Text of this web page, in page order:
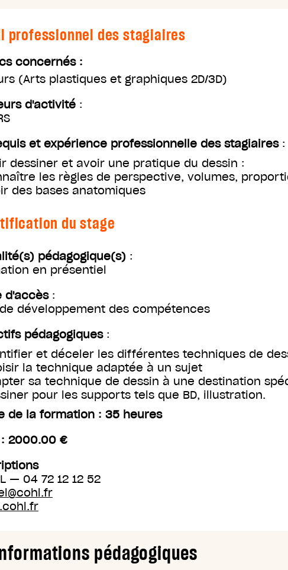
professionnel des stagiaires
concernés :
(Arts plastiques et graphiques 2D/3D)
d'activité :
et expérience professionnelle des stagiaires:
dessiner et avoir une pratique du dessin :
les règles de perspective, volumes,
des bases anatomiques
du stage
pédagogique(s) :
en présentiel
d'accès:
développement des compétences
pédagogiques:
et déceler les différentes techniques de
la technique adaptée à un sujet
sa technique de dessin à une destination
pour les supports tels que BD, illustration.
de la formation : 35 heures
: 2000.00 €
— 04 72 12 12 52
pédagogiques